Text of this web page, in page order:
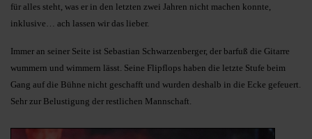
für alles steht, was er in den letzten zwei Jahren nicht machen konnte,
inklusive… ach lassen wir das lieber.
Immer an seiner Seite ist Sebastian Schwarzenberger, der barfuß die Gitarre
wummern und wimmern lässt. Seine Flipflops haben die letzte Stufe beim
Gang auf die Bühne nicht geschafft und wurden deshalb in die Ecke gefeuert.
Sehr zur Belustigung der restlichen Mannschaft.